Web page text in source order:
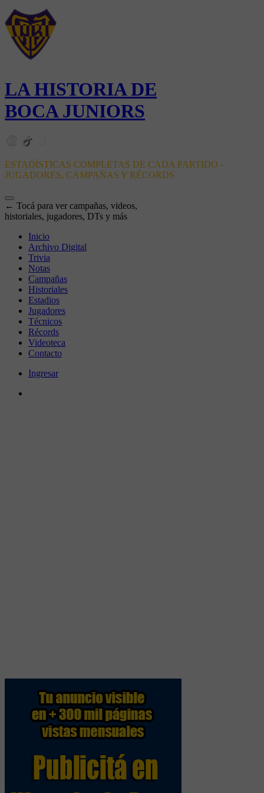
LA HISTORIA DE
BOCA JUNIORS
ESTADÍSTICAS COMPLETAS DE CADA PARTIDO -
JUGADORES, CAMPAÑAS Y RÉCORDS
← Tocá para ver campañas, videos,
historiales, jugadores, DTs y más
Inicio
Archivo Digital
Trivia
Notas
Campañas
Historiales
Estadios
Jugadores
Técnicos
Récords
Videoteca
Contacto
Ingresar